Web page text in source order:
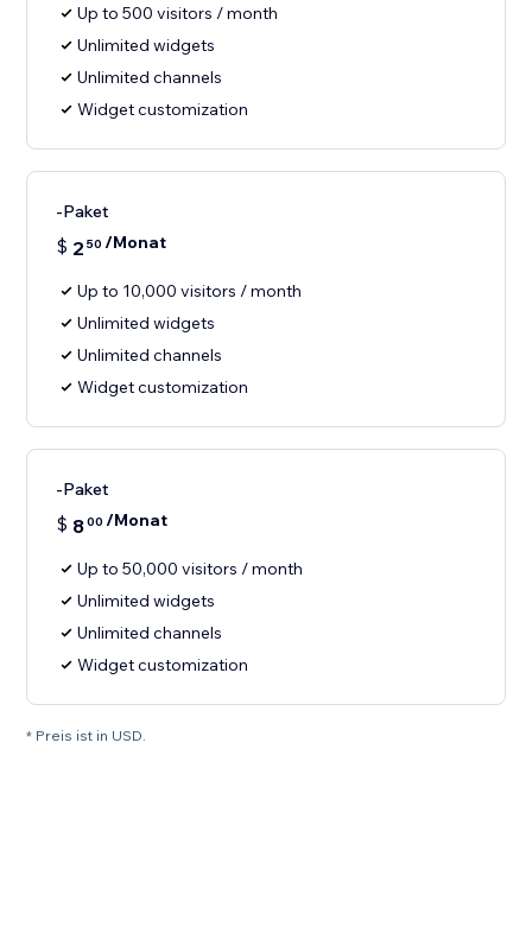
Up to 500 visitors / month
Unlimited widgets
Unlimited channels
Widget customization
-Paket
$ 2 50 /Monat
Up to 10,000 visitors / month
Unlimited widgets
Unlimited channels
Widget customization
-Paket
$ 800 /Monat
Up to 50,000 visitors / month
Unlimited widgets
Unlimited channels
Widget customization
* Preis ist in USD.